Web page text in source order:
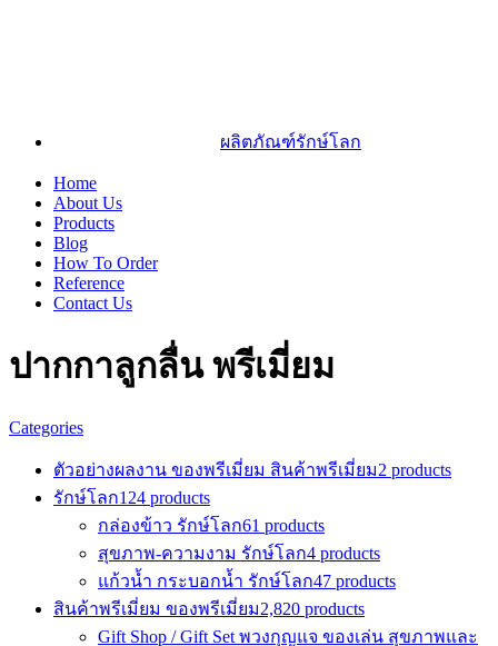
ผลิตภัณฑ์รักษ์โลก
Home
About Us
Products
Blog
How To Order
Reference
Contact Us
ปากกาลูกลื่น พรีเมี่ยม
Categories
ตัวอย่างผลงาน ของพรีเมี่ยม สินค้าพรีเมี่ยม2 products
รักษ์โลก124 products
กล่องข้าว รักษ์โลก61 products
สุขภาพ-ความงาม รักษ์โลก4 products
แก้วน้ำ กระบอกน้ำ รักษ์โลก47 products
สินค้าพรีเมี่ยม ของพรีเมี่ยม2,820 products
Gift Shop / Gift Set พวงกุญแจ ของเล่น สุขภาพและ